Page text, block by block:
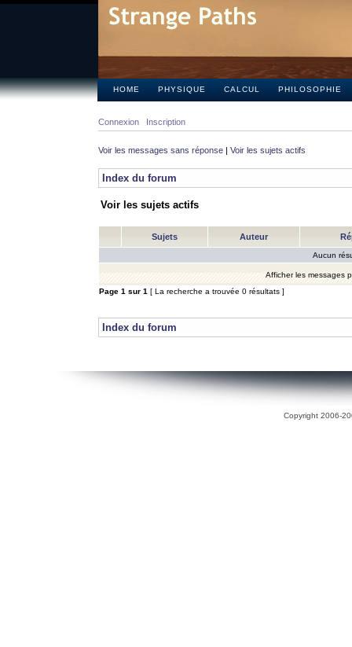
HOME PHYSIQUE CALCUL PHILOSOPHIE
Connexion Inscription
Voir les messages sans réponse | Voir les sujets actifs
Index du forum
Voir les sujets actifs
Sujets Auteur
Aucun
Afficher les messages
Page 1 sur 1 [ La recherche a trouvée 0 résultats ]
Index du forum
Copyright 2006-